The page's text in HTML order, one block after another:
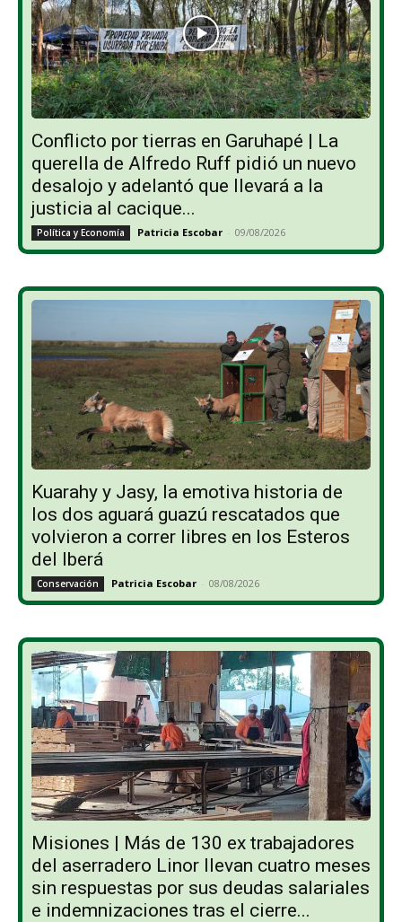
Conflicto por tierras en Garuhapé | La
querella de Alfredo Ruff pidió un nuevo
desalojo y adelantó que llevará a la
justicia al cacique...
Política y Economía Patricia Escobar - 09/08/2026
Kuarahy y Jasy, la emotiva historia de
los dos aguará guazú rescatados que
volvieron a correr libres en los Esteros
del Iberá
Conservación Patricia Escobar - 08/08/2026
Misiones | Más de 130 ex trabajadores
del aserradero Linor llevan cuatro meses
sin respuestas por sus deudas salariales
e indemnizaciones tras el cierre...